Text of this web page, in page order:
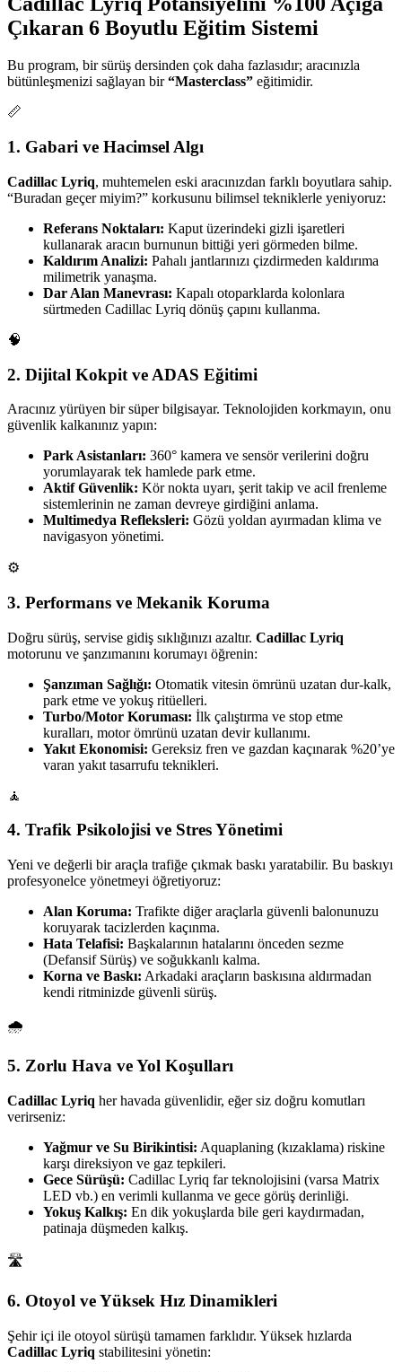
Çıkaran 6 Boyutlu Eğitim Sistemi
Bu program, bir sürüş dersinden çok daha fazlasıdır; aracınızla
bütünleşmenizi sağlayan bir“Masterclass” eğitimidir.
📏
1. Gabari ve Hacimsel Algı
Cadillac Lyriq, muhtemelen eski aracınızdan farklı boyutlara sahip.
“Buradan geçer miyim?” korkusunu bilimsel tekniklerle yeniyoruz:
Referans Noktaları: Kaput üzerindeki gizli işaretleri
kullanarak aracın burnunun bittiği yeri görmeden bilme.
Kaldırım Analizi: Pahalı jantlarınızı çizdirmeden kaldırıma
milimetrik yanaşma.
Dar Alan Manevrası: Kapalı otoparklarda kolonlara
sürtmeden Cadillac Lyriq dönüş çapını kullanma.
🧠
2. Dijital Kokpit ve ADAS Eğitimi
Aracınız yürüyen bir süper bilgisayar. Teknolojiden korkmayın, onu
güvenlik kalkanınız yapın:
Park Asistanları: 360° kamera ve sensör verilerini doğru
yorumlayarak tek hamlede park etme.
Aktif Güvenlik: Kör nokta uyarı, şerit takip ve acil frenleme
sistemlerinin ne zaman devreye girdiğini anlama.
Multimedya Refleksleri: Gözü yoldan ayırmadan klima ve
navigasyon yönetimi.
⚙️
3. Performans ve Mekanik Koruma
Doğru sürüş, servise gidiş sıklığınızı azaltır. Cadillac Lyriq
motorunu ve şanzımanını korumayı öğrenin:
Şanzıman Sağlığı: Otomatik vitesin ömrünü uzatan dur-kalk,
park etme ve yokuş ritüelleri.
Turbo/Motor Koruması: İlk çalıştırma ve stop etme
kuralları, motor ömrünü uzatan devir kullanımı.
Yakıt Ekonomisi: Gereksiz fren ve gazdan kaçınarak %20’ye
varan yakıt tasarrufu teknikleri.
🧘
4. Trafik Psikolojisi ve Stres Yönetimi
Yeni ve değerli bir araçla trafiğe çıkmak baskı yaratabilir. Bu baskıyı
profesyonelce yönetmeyi öğretiyoruz:
Alan Koruma: Trafikte diğer araçlarla güvenli balonunuzu
koruyarak tacizlerden kaçınma.
Hata Telafisi: Başkalarının hatalarını önceden sezme
(Defansif Sürüş) ve soğukkanlı kalma.
Korna ve Baskı: Arkadaki araçların baskısına aldırmadan
kendi ritminizde güvenli sürüş.
🌧️
5. Zorlu Hava ve Yol Koşulları
Cadillac Lyriq her havada güvenlidir, eğer siz doğru komutları
verirseniz:
Yağmur ve Su Birikintisi: Aquaplaning (kızaklama) riskine
karşı direksiyon ve gaz tepkileri.
Gece Sürüşü: Cadillac Lyriq far teknolojisini (varsa Matrix
LED vb.) en verimli kullanma ve gece görüş derinliği.
Yokuş Kalkış: En dik yokuşlarda bile geri kaydırmadan,
patinaja düşmeden kalkış.
🛣️
6. Otoyol ve Yüksek Hız Dinamikleri
Şehir içi ile otoyol sürüşü tamamen farklıdır. Yüksek hızlarda
Cadillac Lyriq stabilitesini yönetin: